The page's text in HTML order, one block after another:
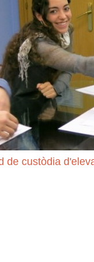
de custòdia